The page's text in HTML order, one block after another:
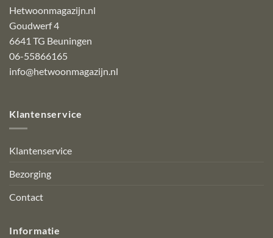
Hetwoonmagazijn.nl
Goudwerf 4
6641 TG Beuningen
06-55866165
info@hetwoonmagazijn.nl
Klantenservice
Klantenservice
Bezorging
Contact
Informatie